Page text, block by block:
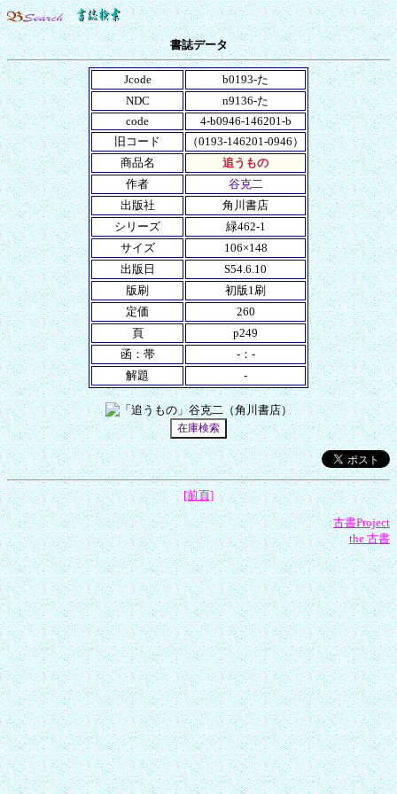
書誌データ
Jcode
b0193-た
NDC
n9136-た
code
4-b0946-146201-b
旧コード
（0193-146201-0946）
商品名
追うもの
作者
谷克二
出版社
角川書店
シリーズ
緑462-1
サイズ
106×148
出版日
S54.6.10
版刷
初版1刷
定価
260
頁
p249
函：帯
-：-
解題
-
[前頁]
古書Project
the 古書